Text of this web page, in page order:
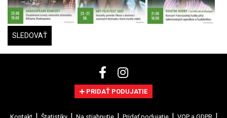
SLEDOVAŤ
PRIDAŤ PODUJATIE